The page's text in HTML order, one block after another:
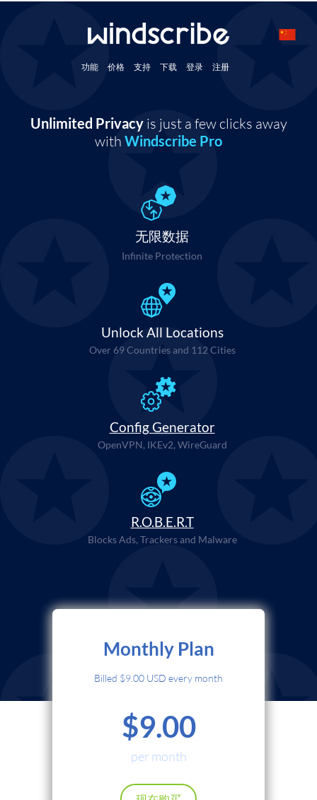
功能 价格 支持 下载 登录 注册
Unlimited Privacyis just a few clicks away
with Windscribe Pro
无限数据
Infinite Protection
Unlock All Locations
Over 69 Countries and 112 Cities
Config Generator
OpenVPN, IKEv2, WireGuard
R.O.B.E.R.T
Blocks Ads, Trackers and Malware
Monthly Plan
Billed $9.00 USD every month
$9.00
per month
Cryptocurrency
Local Payments
Renews automatically. Cancel anytime.